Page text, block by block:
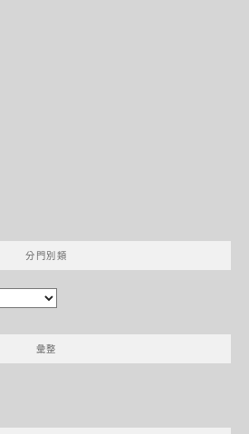
分門別類
彙整